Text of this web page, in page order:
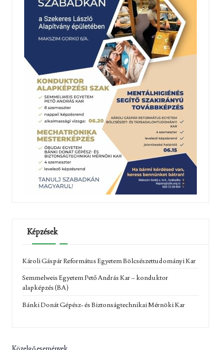
Képzések
Károli Gáspár Református Egyetem Bölcsészettudományi Kar
Semmelweis Egyetem Pető András Kar – konduktor
alapképzés (BA)
Bánki Donát Gépész- és Biztonságtechnikai Mérnöki Kar